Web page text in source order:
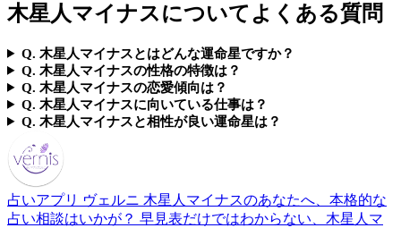
木星人マイナスについてよくある質問
Q. 木星人マイナスとはどんな運命星ですか？
Q. 木星人マイナスの性格の特徴は？
Q. 木星人マイナスの恋愛傾向は？
Q. 木星人マイナスに向いている仕事は？
Q. 木星人マイナスと相性が良い運命星は？
占いアプリ ヴェルニ 木星人マイナスのあなたへ、本格的な
占い相談はいかが？ 早見表だけではわからない、木星人マ